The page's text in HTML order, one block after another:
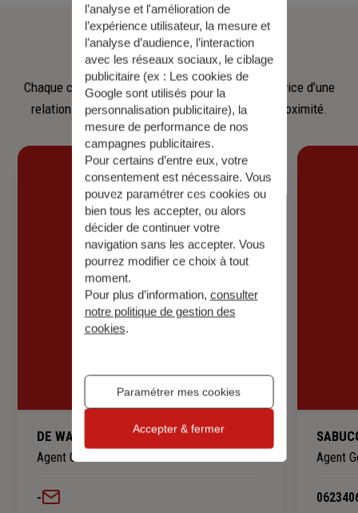
Notreéquipe
Chaque collaborateur met son savoir‑faire au service d’une
relation fondée sur l’écoute, la confiance et la proximité.
DE WAARD Jean Marc
Agent Général
-
Agent
l’analyse et l'amélioration de
l’expérience utilisateur, la mesure et
l’analyse d’audience, l’interaction
avec les réseaux sociaux, le ciblage
publicitaire (ex : Les cookies de
Google sont utilisés pour la
personnalisation publicitaire), la
mesure de performance de nos
campagnes publicitaires.
Pour certains d’entre eux, votre
consentement est nécessaire. Vous
pouvez paramétrer ces cookies ou
bien tous les accepter, ou alors
décider de continuer votre
navigation sans les accepter. Vous
pourrez modifier ce choix à tout
moment.
Pour plus d’information, consulter
notre politique de gestion des
cookies.
Paramétrer mes cookies
Accepter & fermer